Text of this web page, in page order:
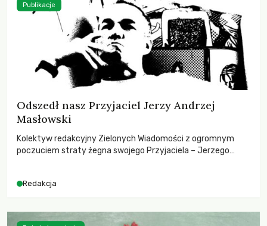
Odszedł nasz Przyjaciel Jerzy Andrzej
Masłowski
Kolektyw redakcyjny Zielonych Wiadomości z ogromnym
poczuciem straty żegna swojego Przyjaciela – Jerzego
Redakcja
Publikacje